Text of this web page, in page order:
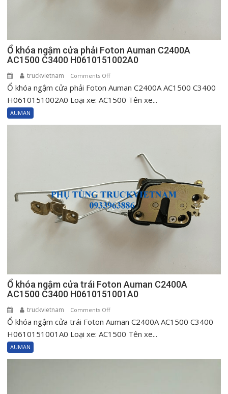
Ổ khóa ngậm cửa phải Foton Auman C2400A
AC1500 C3400 H0610151002A0
truckvietnam Comments Offon
Ổ
khóa
H0610151002A0
Ổ khóa ngậm cửa phải Foton Auman C2400A AC1500 C3400
H0610151002A0 Loại xe: AC1500 Tên xe...
AUMAN
Ổ khóa ngậm cửa trái Foton Auman C2400A
AC1500 C3400 H0610151001A0
truckvietnam Comments Offon
Ổ
khóa
Ổ khóa ngậm cửa trái Foton Auman C2400A AC1500 C3400
H0610151001A0 Loại xe: AC1500 Tên xe...
AUMAN